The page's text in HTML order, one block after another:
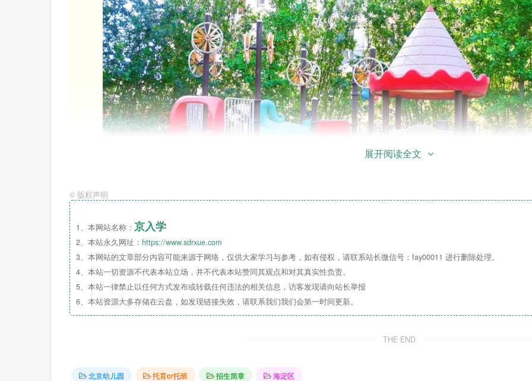
北京市朝阳区凯尔宝宝幼儿园是一所民办普惠性幼儿园，位于北京市朝阳区驼房营南路2号院23号
班。园所被评为北京市办园质量 B级幼儿园和中国社会组织AAAA级。园内设施齐全，氛围轻松愉快，教
展开阅读全文
© 版权声明
1、本网站名称： 京入学
2、本站永久网址： https://www.sdrxue.com
3、本网站的文章部分内容可能来源于网络，仅供大家学习与参考，如有侵权，请联系站长微信号：fay00011 进行删除处理。
4、本站一切资源不代表本站立场，并不代表本站赞同其观点和对其真实性负责。
5、本站一律禁止以任何方式发布或转载任何违法的相关信息，访客发现请向站长举报
6、本站资源大多存储在云盘，如发现链接失效，请联系我们我们会第一时间更新。
THE END
北京幼儿园 托育or托班 招生简章
海淀区